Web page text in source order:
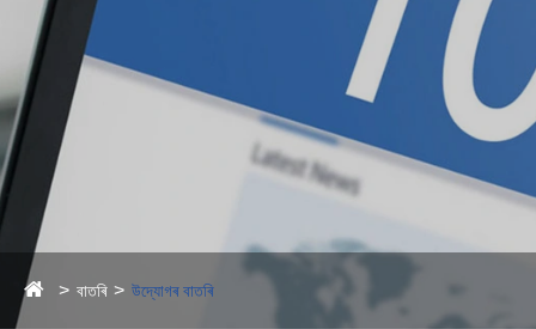
বাতৰি উদ্যোগৰ বাতৰি